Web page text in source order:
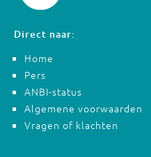
Direct naar:
Home
Pers
ANBI-status
Algemene voorwaarden
Vragen of klachten